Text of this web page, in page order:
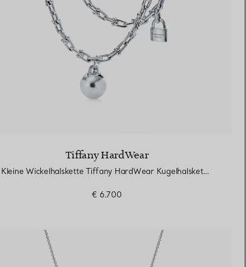
Tiffany HardWear
Kleine Wickelhalskette Tiffany HardWear Kugelhalskette in Sterlingsilber
€ 6.700